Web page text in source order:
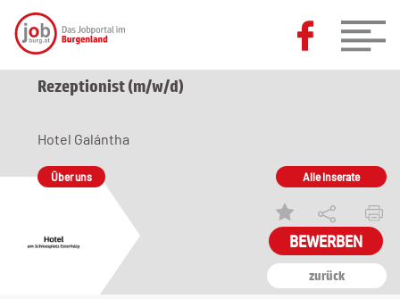
Rezeptionist (m/w/d)
zurück
Hotel Galántha
Über uns Alle Inserate